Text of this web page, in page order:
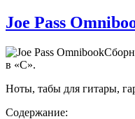
Joe Pass
в «C».
Ноты, табы для гитары,
Содержание: